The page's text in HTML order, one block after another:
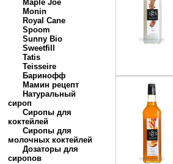
Maple Joe
Monin
Royal Cane
Spoom
Sunny Bio
Sweetfill
Tatis
Teisseire
Баринофф
Мамин рецепт
Натуральный
сироп
Сиропы для
коктейлей
Сиропы для
молочных коктейлей
Дозаторы для
сиропов